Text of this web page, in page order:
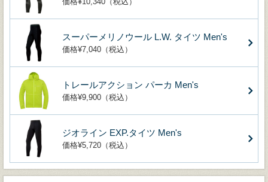
スーパーメリノウール L.W. タイツ Men's
価格¥7,040（税込）
トレールアクション パーカ Men's
価格¥9,900（税込）
ジオライン EXP.タイツ Men's
価格¥5,720（税込）